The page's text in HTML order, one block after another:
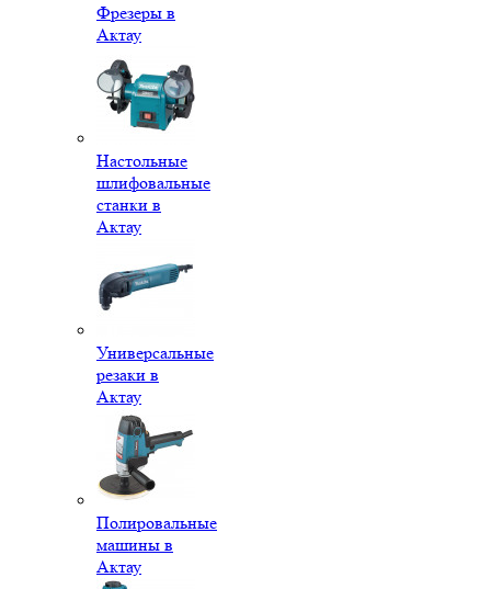
Фрезеры в
Актау
Настольные
шлифовальные
станки в
Актау
Универсальные
резаки в
Актау
Полировальные
машины в
Актау